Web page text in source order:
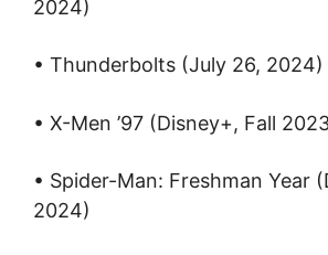
2024)
• Thunderbolts (July 26, 2024)
• X-Men ’97 (Disney+, Fall
• Spider-Man: Freshman Year
2024)